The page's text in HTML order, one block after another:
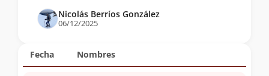
Fecha Nombres
Nicolás Berríos González
06/12/2025